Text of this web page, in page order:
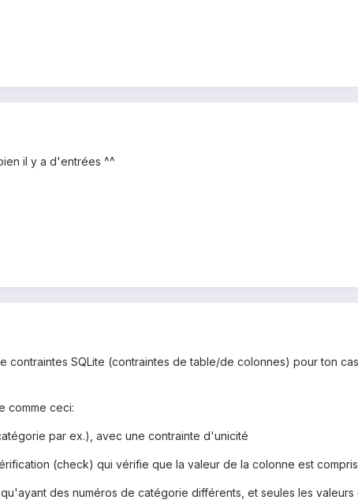
il y a d'entrées ^^
contraintes SQLite (contraintes de table/de colonnes) pour ton
comme ceci:
par ex.), avec une contrainte d'unicité
(check) qui vérifie que la valeur de la colonne est
des numéros de catégorie différents, et seules les